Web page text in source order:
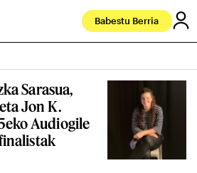
Babestu Berria
Sarasua,
Jon K.
Audiogile